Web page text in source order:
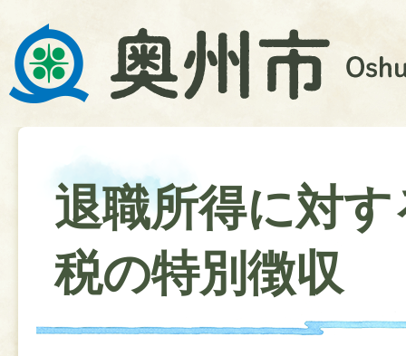
退職所得に対
税の特別徴収